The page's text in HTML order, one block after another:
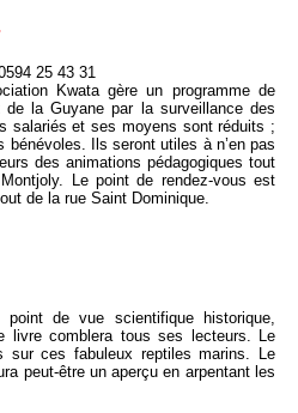
25 43 31
Kwata gère un programme de
la Guyane par la surveillance des
salariés et ses moyens sont réduits ;
Ils seront utiles à n’en pas
des animations pédagogiques tout
Le point de rendez-vous est
de la rue Saint Dominique.
point de vue scientifique historique,
livre comblera tous ses lecteurs. Le
sur ces fabuleux reptiles marins. Le
peut-être un aperçu en arpentant les